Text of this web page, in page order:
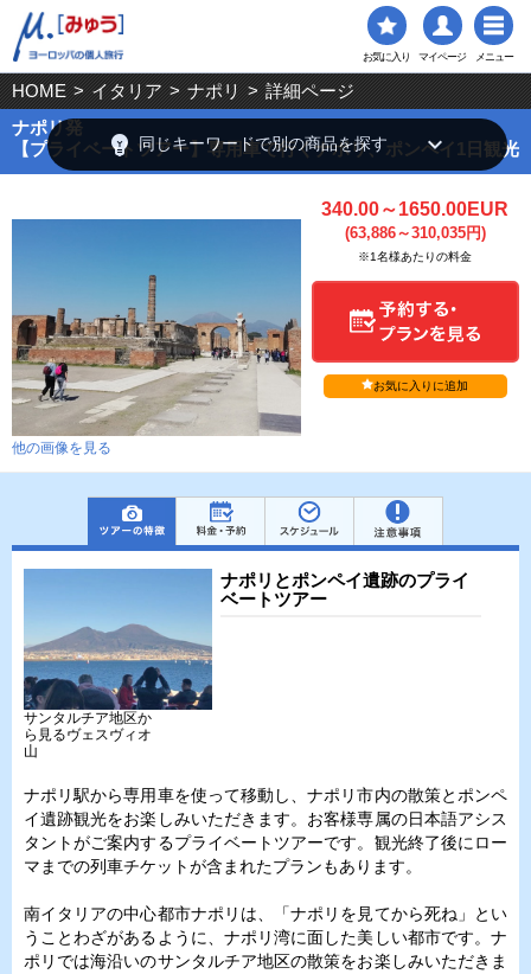
お気に入り マイページ メニュー
HOME > イタリア > ナポリ > 詳細ページ
ナポリ発
【プライベートツアー】専用車で行くナポリ、ポンペイ1日観光
他の画像を見る
340.00～1650.00EUR
(63,886～310,035円)
※1名様あたりの料金
お気に入りに追加
ナポリとポンペイ遺跡のプライ
ベートツアー
サンタルチア地区か
ら見るヴェスヴィオ
山
ナポリ駅から専用車を使って移動し、ナポリ市内の散策とポンペ
イ遺跡観光をお楽しみいただきます。お客様専属の日本語アシス
タントがご案内するプライベートツアーです。観光終了後にロー
マまでの列車チケットが含まれたプランもあります。
南イタリアの中心都市ナポリは、「ナポリを見てから死ね」とい
うことわざがあるように、ナポリ湾に面した美しい都市です。ナ
ポリでは海沿いのサンタルチア地区の散策をお楽しみいただきま
emoji_objects 同じキーワードで別の商品を探すkeyboard_arrow_down